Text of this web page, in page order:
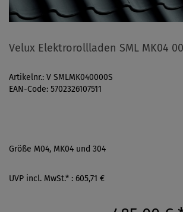
Velux Elektrorollladen SML MK04
Artikelnr.: V SMLMK040000S
EAN-Code: 5702326107511
Größe M04, MK04 und 304
UVP incl. MwSt.* : 605,71 €